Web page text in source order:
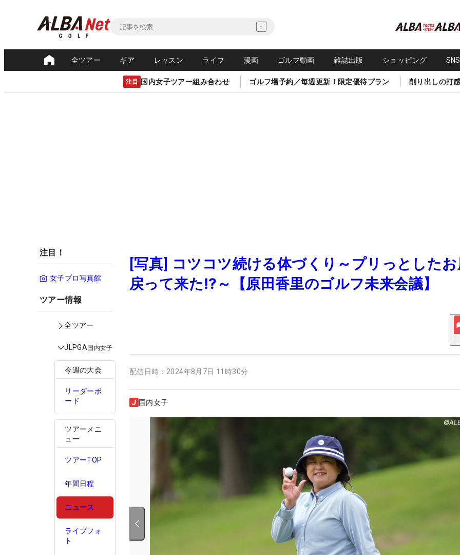
全ツアー ギア レッスン ライフ 漫画 ゴルフ動画 雑誌出版 ショッピング
注目 国内女子ツアー組み合わせ ゴルフ場予約／毎週更新！限定優待プラン 削り出しの打
注目！
女子プロ写真館
ツアー情報
全ツアー
JLPGA国内女子
今週の大会
リーダーボ
ード
ツアーメニ
ュー
ツアーTOP
年間日程
ニュース
ライブフォ
ト
[写真] コツコツ続ける体づくり～プリっとした
戻って来た⁉～【原田香里のゴルフ未来会議】
配信日時： 2024年8月7日 11時30分
国内女子